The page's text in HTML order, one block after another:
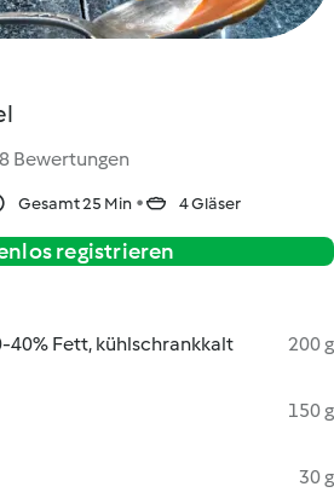
Bewertungen
Gesamt 25 Min 4 Gläser
registrieren
40% Fett, kühlschrankkalt 200 g
150 g
30 g